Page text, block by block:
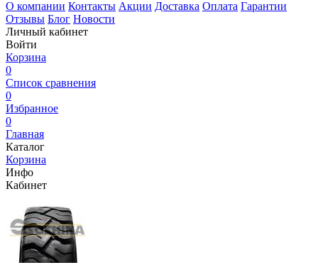
О компании Контакты Акции Доставка Оплата Гарантии
Отзывы Блог Новости
Личный кабинет
Войти
Корзина
0
Список сравнения
0
Избранное
0
Главная
Каталог
Корзина
Инфо
Кабинет